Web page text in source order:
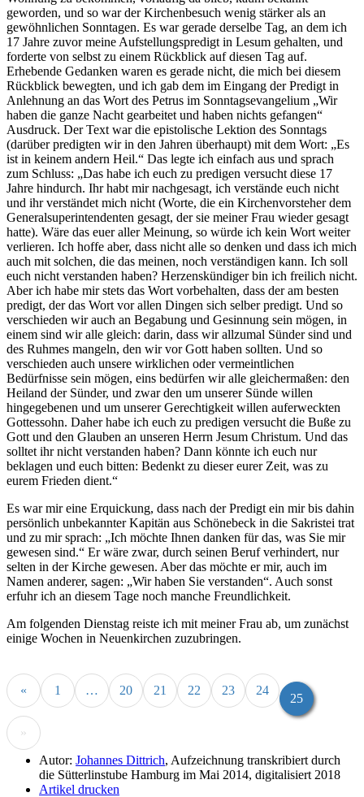
geworden, und so war der Kirchenbesuch wenig stärker als an
gewöhnlichen Sonntagen. Es war gerade derselbe Tag, an dem ich
17 Jahre zuvor meine Aufstellungspredigt in Lesum gehalten, und
forderte von selbst zu einem Rückblick auf diesen Tag auf.
Erhebende Gedanken waren es gerade nicht, die mich bei diesem
Rückblick bewegten, und ich gab dem im Eingang der Predigt in
Anlehnung an das Wort des Petrus im Sonntagsevangelium
Wir
haben die ganze Nacht gearbeitet und haben nichts gefangen
Ausdruck. Der Text war die epistolische Lektion des Sonntags
(darüber predigten wir in den Jahren überhaupt) mit dem Wort:
Es
ist in keinem andern Heil.
Das legte ich einfach aus und sprach
zum Schluss:
Das habe ich euch zu predigen versucht diese 17
Jahre hindurch. Ihr habt mir nachgesagt, ich verstände euch nicht
und ihr verständet mich nicht (Worte, die ein Kirchenvorsteher dem
Generalsuperintendenten gesagt, der sie meiner Frau wieder gesagt
hatte). Wäre das euer aller Meinung, so würde ich kein Wort weiter
verlieren. Ich hoffe aber, dass nicht alle so denken und dass ich mich
auch mit solchen, die das meinen, noch verständigen kann. Ich soll
euch nicht verstanden haben? Herzenskündiger bin ich freilich nicht.
Aber ich habe mir stets das Wort vorbehalten, dass der am besten
predigt, der das Wort vor allen Dingen sich selber predigt. Und so
verschieden wir auch an Begabung und Gesinnung sein mögen, in
einem sind wir alle gleich: darin, dass wir allzumal Sünder sind und
des Ruhmes mangeln, den wir vor Gott haben sollten. Und so
verschieden auch unsere wirklichen oder vermeintlichen
Bedürfnisse sein mögen, eins bedürfen wir alle gleichermaßen: den
Heiland der Sünder, und zwar den um unserer Sünde willen
hingegebenen und um unserer Gerechtigkeit willen auferweckten
Gottessohn. Daher habe ich euch zu predigen versucht die Buße zu
Gott und den Glauben an unseren Herrn Jesum Christum. Und das
solltet ihr nicht verstanden haben? Dann könnte ich euch nur
beklagen und euch bitten: Bedenkt zu dieser eurer Zeit, was zu
eurem Frieden dient.
Es war mir eine Erquickung, dass nach der Predigt ein mir bis dahin
persönlich unbekannter Kapitän aus Schönebeck in die Sakristei trat
und zu mir sprach:
Ich möchte Ihnen danken für das, was Sie mir
gewesen sind.
Er wäre zwar, durch seinen Beruf verhindert, nur
selten in der Kirche gewesen. Aber das möchte er mir, auch im
Namen anderer, sagen:
Wir haben Sie verstanden . Auch sonst
erfuhr ich an diesem Tage noch manche Freundlichkeit.
Am folgenden Dienstag reiste ich mit meiner Frau ab, um zunächst
einige Wochen in Neuenkirchen zuzubringen.
« 1 … 20 21 22 23 24
25
»
Autor: Johannes Dittrich, Aufzeichnung transkribiert durch
die Sütterlinstube Hamburg im Mai 2014, digitalisiert 2018
Artikel drucken